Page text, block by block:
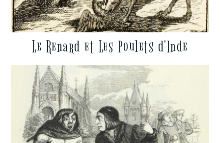
Le Renard et Les Poulets d’Inde